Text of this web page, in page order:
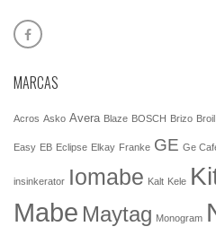
MARCAS
Acros Asko Avera Blaze BOSCH Brizo
Easy EB Eclipse Elkay Franke GE Ge
insinkerator Iomabe Kalt Kele
Mabe Maytag Monogram